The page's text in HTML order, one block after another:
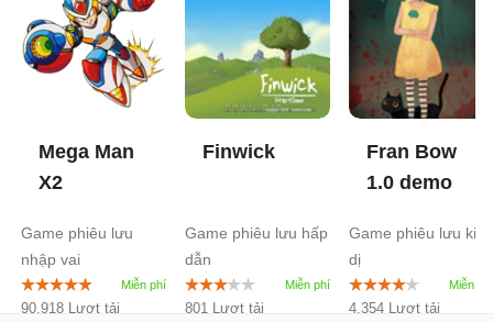
Mega Man
X2
Game phiêu lưu
nhập vai
90.918 Lượt tải
Finwick
Game phiêu lưu hấp
dẫn
801 Lượt tải
Fran Bow
1.0 demo
Game phiêu lưu kinh
dị
4.354 Lượt tải